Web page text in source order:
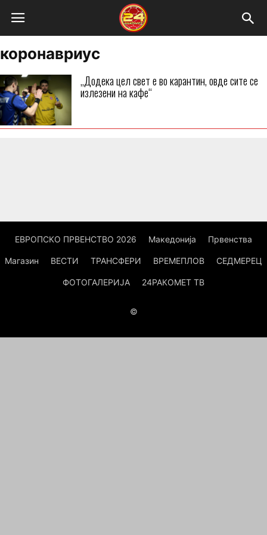
коронавриус
„Додека цел свет е во карантин, овде сите се
излезени на кафе“
ЕВРОПСКО ПРВЕНСТВО 2026 Македонија Првенства
Магазин ВЕСТИ ТРАНСФЕРИ ВРЕМЕПЛОВ СЕДМЕРЕЦ
ФОТОГАЛЕРИЈА 24РАКОМЕТ ТВ
©